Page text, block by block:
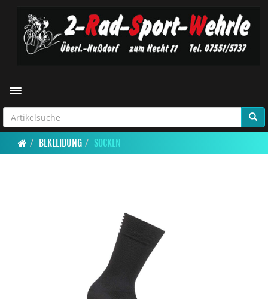
Toggle navigation
BEKLEIDUNG SOCKEN